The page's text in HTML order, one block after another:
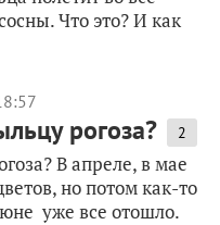
Что это? И как
рогоза? 2
В апреле, в мае
но потом как-то
уже все отошло.